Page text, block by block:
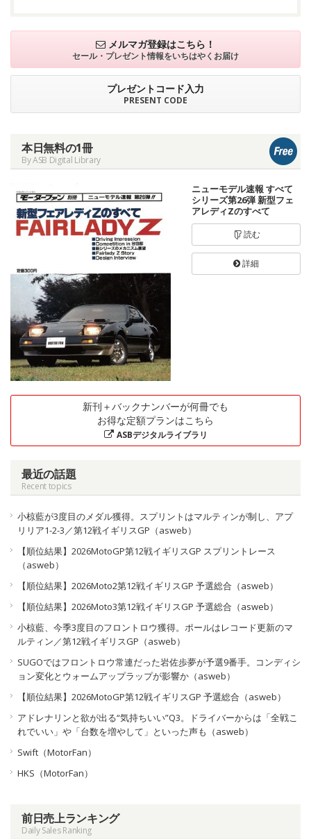
メルマガ登録はこちら！
セール・プレゼント情報をいちはやくお届け
プレゼントコード入力
PRESENT CODE
本日無料の1冊
By ASB Digital Library
ニューモデル速報 すべて
シリーズ第26弾 新型フェ
アレディZのすべて
読む
詳細
新刊＋バックナンバーが何冊でも
お得な定額プランはこちら
ASBデジタルライブラリ
最近の話題
Recent topics
小椋藍が3度目のメダル獲得。スプリントはマルティンが制し、アプ
リリア1-2-3／第12戦イギリスGP（asweb）
【順位結果】2026MotoGP第12戦イギリスGP スプリントレース
（asweb）
【順位結果】2026Moto2第12戦イギリスGP 予選総合（asweb）
【順位結果】2026Moto3第12戦イギリスGP 予選総合（asweb）
小椋藍、今季3度目のフロントロウ獲得。ポールはレコード更新のマ
ルティン／第12戦イギリスGP（asweb）
SUGOではフロントロウ常連だった岩佐歩夢が予選9番手。コンディシ
ョン変化とウォームアップラップが影響か（asweb）
【順位結果】2026MotoGP第12戦イギリスGP 予選総合（asweb）
アドレナリンと欲が出る“気持ちいい”Q3。ドライバーからは「全戦こ
れでいい」や「台数を増やして」といった声も（asweb）
Swift（MotorFan）
HKS（MotorFan）
前日売上ランキング
Daily Sales Ranking